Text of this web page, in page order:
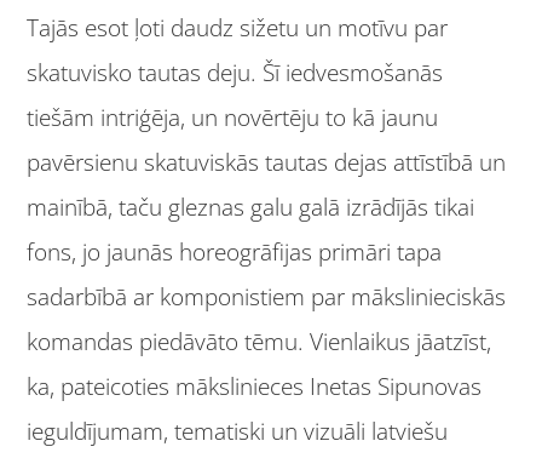
Tajās esot ļoti daudz sižetu un motīvu par
skatuvisko tautas deju. Šī iedvesmošanās
tiešām intriģēja, un novērtēju to kā jaunu
pavērsienu skatuviskās tautas dejas attīstībā un
mainībā, taču gleznas galu galā izrādījās tikai
fons, jo jaunās horeogrāfijas primāri tapa
sadarbībā ar komponistiem par mākslinieciskās
komandas piedāvāto tēmu. Vienlaikus jāatzīst,
ka, pateicoties mākslinieces Inetas Sipunovas
ieguldījumam, tematiski un vizuāli latviešu